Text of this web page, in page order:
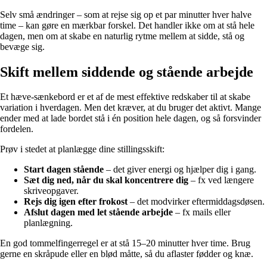
Selv små ændringer – som at rejse sig op et par minutter hver halve
time – kan gøre en mærkbar forskel. Det handler ikke om at stå hele
dagen, men om at skabe en naturlig rytme mellem at sidde, stå og
bevæge sig.
Skift mellem siddende og stående arbejde
Et hæve-sænkebord er et af de mest effektive redskaber til at skabe
variation i hverdagen. Men det kræver, at du bruger det aktivt. Mange
ender med at lade bordet stå i én position hele dagen, og så forsvinder
fordelen.
Prøv i stedet at planlægge dine stillingsskift:
Start dagen stående – det giver energi og hjælper dig i gang.
Sæt dig ned, når du skal koncentrere dig – fx ved længere
skriveopgaver.
Rejs dig igen efter frokost– det modvirker eftermiddagsdøsen.
Afslut dagen med let stående arbejde – fx mails eller
planlægning.
En god tommelfingerregel er at stå 15–20 minutter hver time. Brug
gerne en skråpude eller en blød måtte, så du aflaster fødder og knæ.